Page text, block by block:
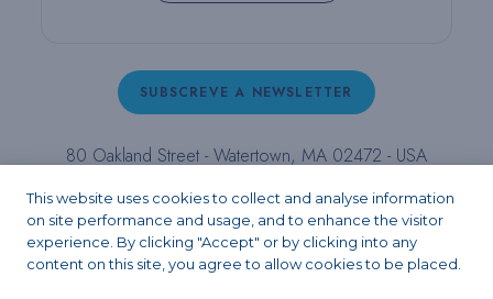
SUBSCREVE A NEWSLETTER
80 Oakland Street - Watertown, MA 02472 - USA
6262 -contact@pulpdent.com
FacebookInstagramLinkedIn
X YouTube
This website uses cookies to collect and analyse information
on site performance and usage, and to enhance the visitor
experience. By clicking "Accept" or by clicking into any
content on this site, you agree to allow cookies to be placed.